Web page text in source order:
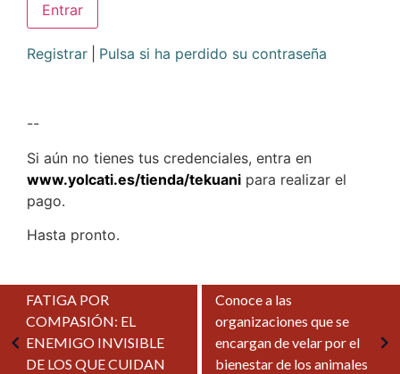
Registrar Pulsa si ha perdido su contraseña
--
Si aún no tienes tus credenciales, entra en
www.yolcati.es/tienda/tekuani para realizar el
pago.
Hasta pronto.
FATIGA POR
COMPASIÓN: EL
ENEMIGO INVISIBLE
DE LOS QUE CUIDAN
Conoce a las
organizaciones que se
encargan de velar por el
bienestar de los animales